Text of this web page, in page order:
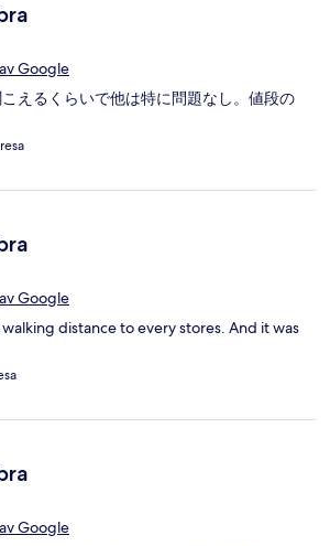
Google
えるくらいで他は特に問題なし。値段の
Google
distance to every stores. And it was
Google